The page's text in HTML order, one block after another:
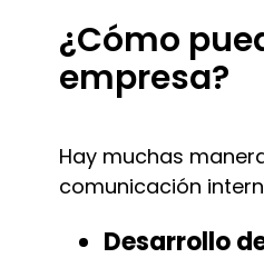
¿Cómo
empresa?
Hay muchas
comunicación
Desarrollo